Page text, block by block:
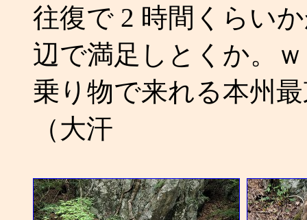
往復で 2 時間くらい
辺で満足しとくか。ｗ
乗り物で来れる本州
（大汗